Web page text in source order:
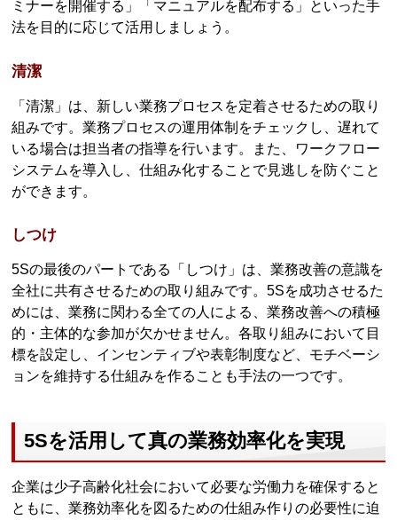
ミナーを開催する」「マニュアルを配布する」といった手
法を目的に応じて活用しましょう。
清潔
「清潔」は、新しい業務プロセスを定着させるための取り
組みです。業務プロセスの運用体制をチェックし、遅れて
いる場合は担当者の指導を行います。また、ワークフロー
システムを導入し、仕組み化することで見逃しを防ぐこと
ができます。
しつけ
5Sの最後のパートである「しつけ」は、業務改善の意識を
全社に共有させるための取り組みです。5Sを成功させるた
めには、業務に関わる全ての人による、業務改善への積極
的・主体的な参加が欠かせません。各取り組みにおいて目
標を設定し、インセンティブや表彰制度など、モチベーシ
ョンを維持する仕組みを作ることも手法の一つです。
5Sを活用して真の業務効率化を実現
企業は少子高齢化社会において必要な労働力を確保すると
ともに、業務効率化を図るための仕組み作りの必要性に迫